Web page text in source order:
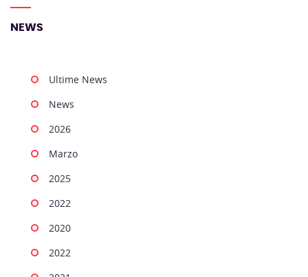
NEWS
Ultime News
News
2026
Marzo
2025
2022
2020
2022